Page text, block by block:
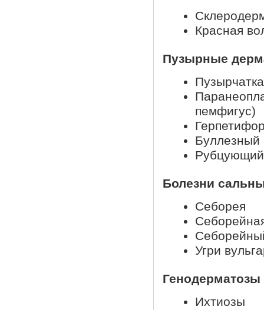
Красная
Пузырные
пемфигус)
Буллезный
Болезни
Себорея
Угри
Генодерматозы
Ихтиозы